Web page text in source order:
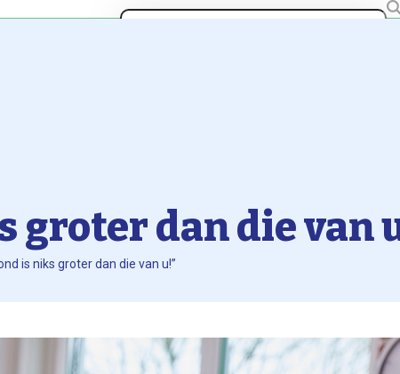
groter dan die van
is niks groter dan die van u!”